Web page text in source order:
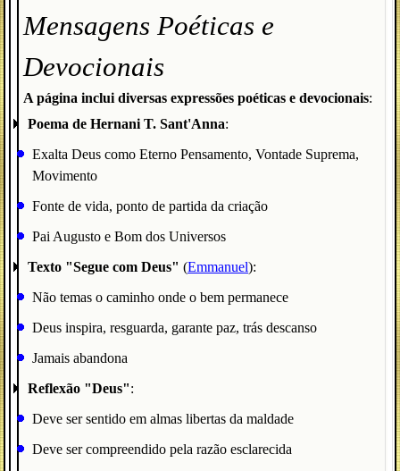
Mensagens Poéticas e
Devocionais
A página inclui diversas expressões poéticas e devocionais:
Poema de Hernani T. Sant'Anna:
Exalta Deus como Eterno Pensamento, Vontade Suprema,
Movimento
Fonte de vida, ponto de partida da criação
Pai Augusto e Bom dos Universos
Texto "Segue com Deus" (Emmanuel):
Não temas o caminho onde o bem permanece
Deus inspira, resguarda, garante paz, trás descanso
Jamais abandona
Reflexão "Deus":
Deve ser sentido em almas libertas da maldade
Deve ser compreendido pela razão esclarecida